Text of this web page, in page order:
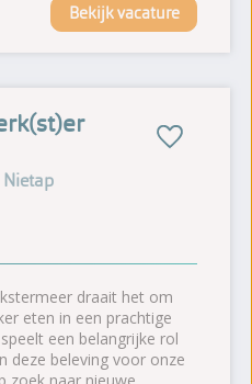
Bekijk vacature
Nietap
draait het om
eten in een prachtige
een belangrijke rol
deze beleving voor onze